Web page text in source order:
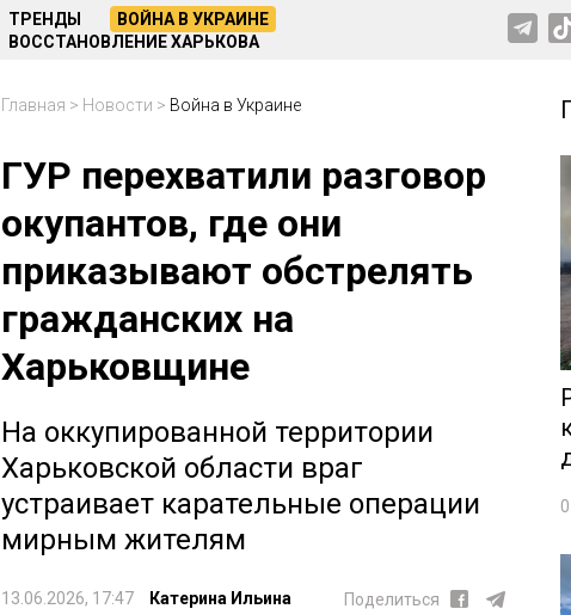
ТРЕНДЫ
ВОЙНА В УКРАИНЕ
ВОССТАНОВЛЕНИЕ ХАРЬКОВА
Главная > Новости > Война в Украине
ГУР перехватили разговор
окупантов, где они
приказывают обстрелять
гражданских на
Харьковщине
На оккупированной территории
Харьковской области враг
устраивает карательные операции
мирным жителям
13.06.2026, 17:47 Катерина Ильина Поделиться